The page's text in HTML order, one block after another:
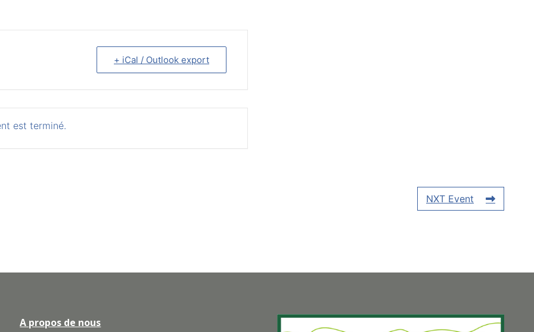
+ iCal / Outlook export
est terminé.
NXT Event
A propos de nous